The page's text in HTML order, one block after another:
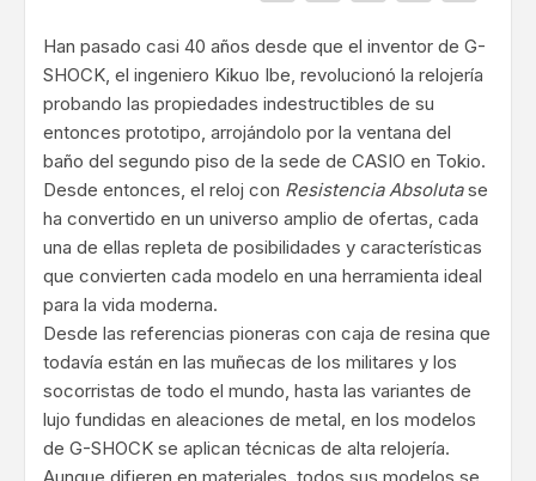
Han pasado casi 40 años desde que el inventor de G-
SHOCK, el ingeniero Kikuo Ibe, revolucionó la relojería
probando las propiedades indestructibles de su
entonces prototipo, arrojándolo por la ventana del
baño del segundo piso de la sede de CASIO en Tokio.
Desde entonces, el reloj con Resistencia Absolutase
ha convertido en un universo amplio de ofertas, cada
una de ellas repleta de posibilidades y características
que convierten cada modelo en una herramienta ideal
para la vida moderna.
Desde las referencias pioneras con caja de resina que
todavía están en las muñecas de los militares y los
socorristas de todo el mundo, hasta las variantes de
lujo fundidas en aleaciones de metal, en los modelos
de G-SHOCK se aplican técnicas de alta relojería.
Aunque difieren en materiales, todos sus modelos se